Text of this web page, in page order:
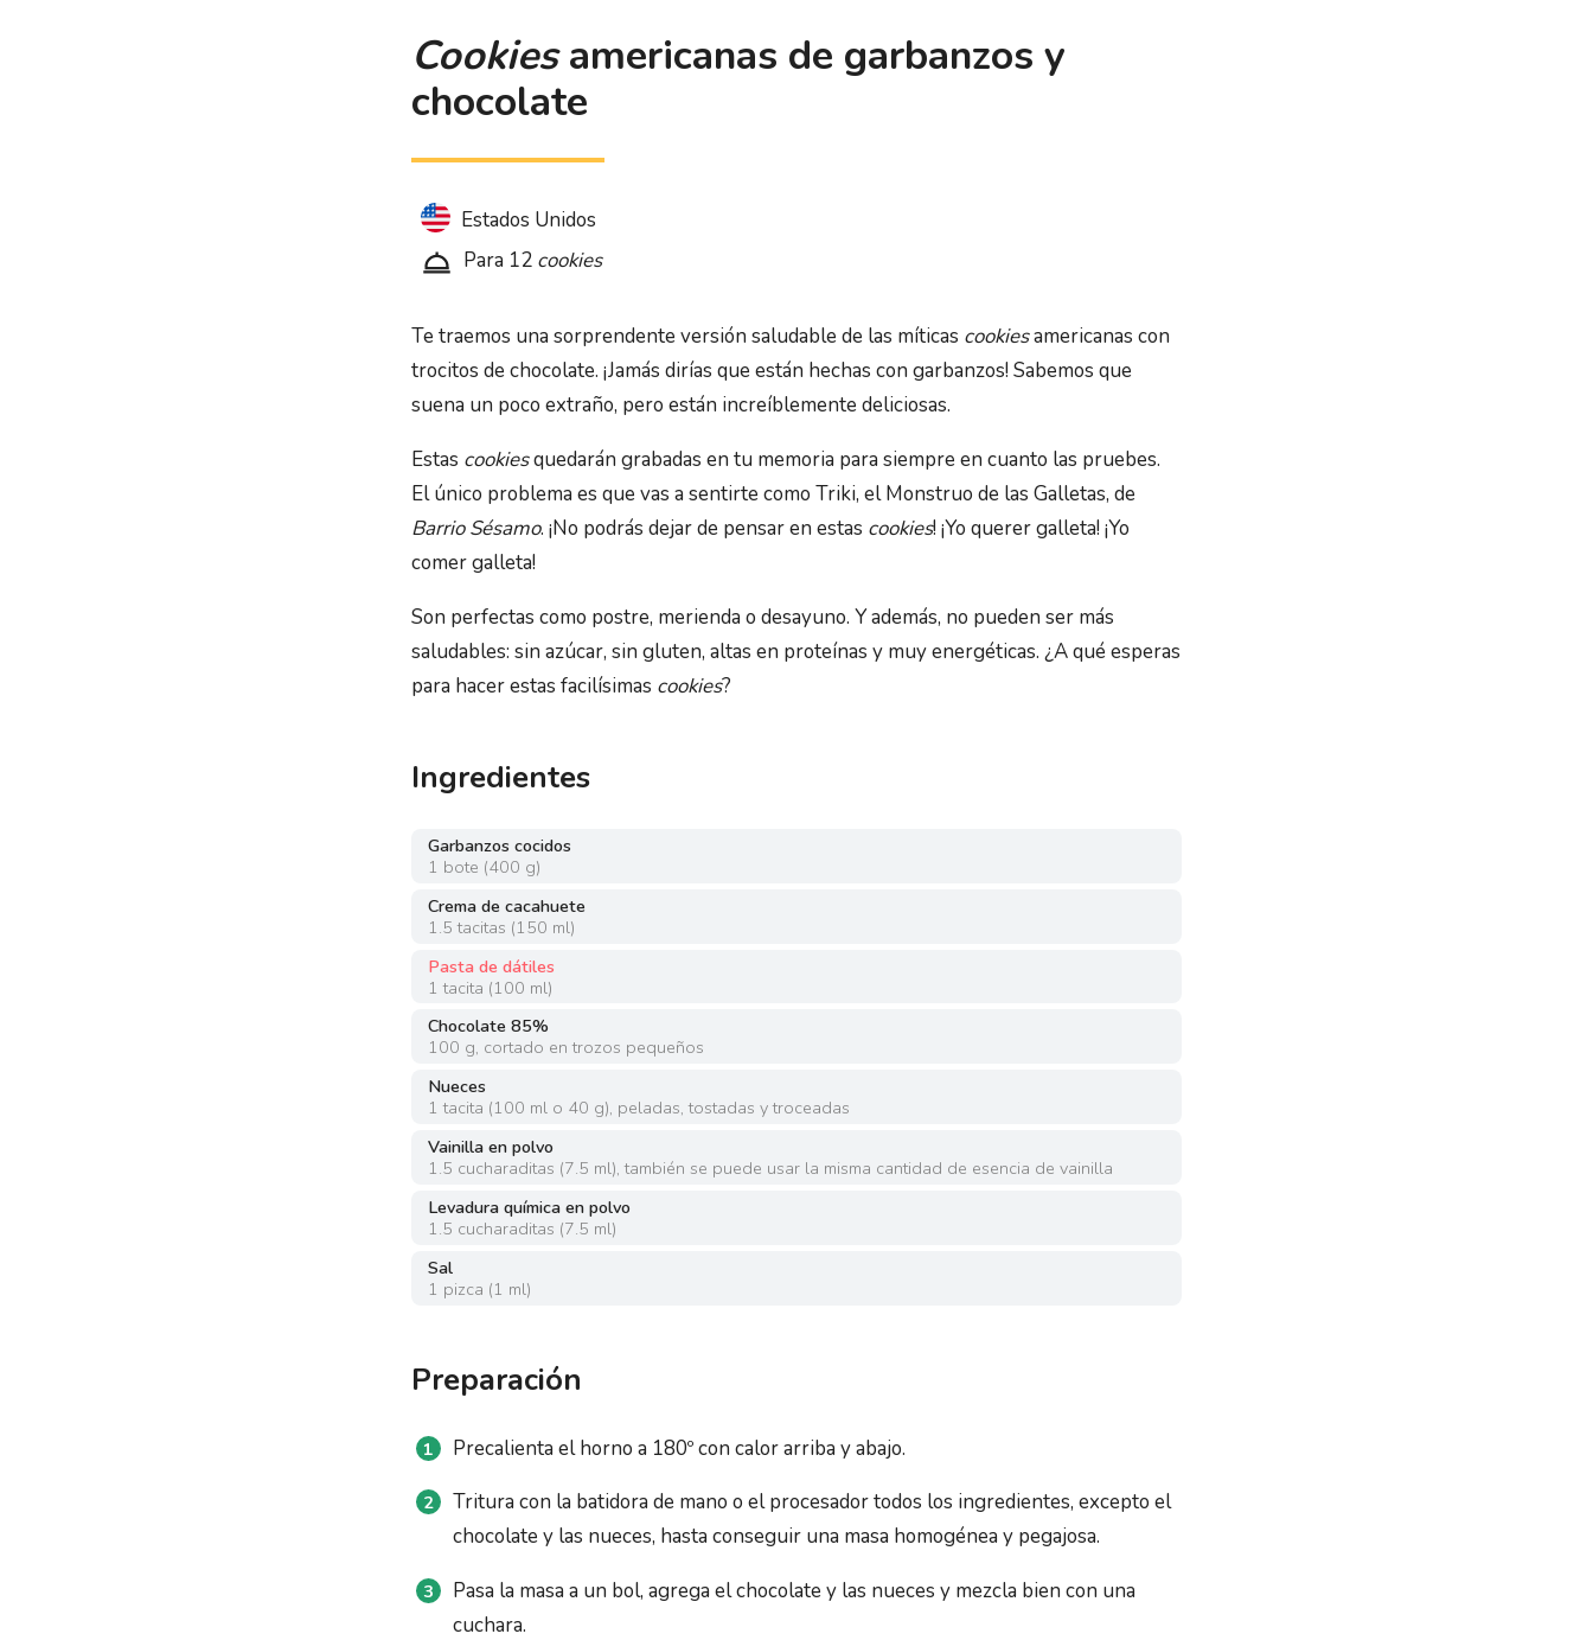
Cookiesamericanas de garbanzos y
chocolate
Estados Unidos
Para 12 cookies
Te traemos una sorprendente versión saludable de las míticas cookiesamericanas con
trocitos de chocolate. ¡Jamás dirías que están hechas con garbanzos! Sabemos que
suena un poco extraño, pero están increíblemente deliciosas.
Estas cookiesquedarán grabadas en tu memoria para siempre en cuanto las pruebes.
El único problema es que vas a sentirte como Triki, el Monstruo de las Galletas, de
Barrio Sésamo. ¡No podrás dejar de pensar en estas cookies! ¡Yo querer galleta! ¡Yo
comer galleta!
Son perfectas como postre, merienda o desayuno. Y además, no pueden ser más
saludables: sin azúcar, sin gluten, altas en proteínas y muy energéticas. ¿A qué esperas
para hacer estas facilísimas cookies?
Ingredientes
Garbanzos cocidos
1 bote (400 g)
Crema de cacahuete
1.5 tacitas (150 ml)
Pasta de dátiles
1 tacita (100 ml)
Chocolate 85%
100 g, cortado en trozos pequeños
Nueces
1 tacita (100 ml o 40 g), peladas, tostadas y troceadas
Vainilla en polvo
1.5 cucharaditas (7.5 ml),también se puede usar la misma cantidad de esencia de vainilla
Levadura química en polvo
1.5 cucharaditas (7.5 ml)
Sal
1 pizca (1 ml)
Preparación
Precalienta el horno a 180º con calor arriba y abajo.
Tritura con la batidora de mano o el procesador todos los ingredientes, excepto el
chocolate y las nueces, hasta conseguir una masa homogénea y pegajosa.
Pasa la masa a un bol, agrega el chocolate y las nueces y mezcla bien con una
cuchara.